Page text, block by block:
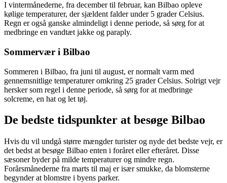
I vintermånederne, fra december til februar, kan Bilbao opleve
kølige temperaturer, der sjældent falder under 5 grader Celsius.
Regn er også ganske almindeligt i denne periode, så sørg for at
medbringe en vandtæt jakke og paraply.
Sommervær i Bilbao
Sommeren i Bilbao, fra juni til august, er normalt varm med
gennemsnitlige temperaturer omkring 25 grader Celsius. Solrigt vejr
hersker som regel i denne periode, så sørg for at medbringe
solcreme, en hat og let tøj.
De bedste tidspunkter at besøge Bilbao
Hvis du vil undgå større mængder turister og nyde det bedste vejr, er
det bedst at besøge Bilbao enten i foråret eller efteråret. Disse
sæsoner byder på milde temperaturer og mindre regn.
Forårsmånederne fra marts til maj er især smukke, da blomsterne
begynder at blomstre i byens parker.